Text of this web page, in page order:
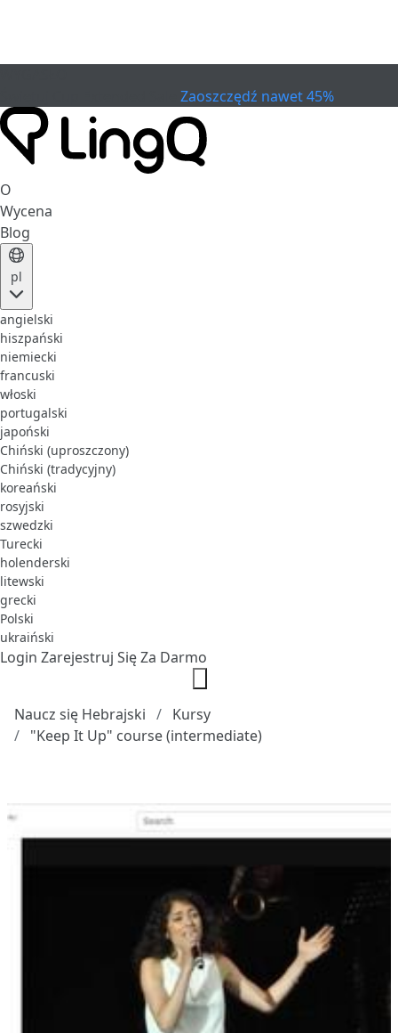
Zaoszczędź nawet 45%
O
Wycena
Blog
pl
angielski
hiszpański
niemiecki
francuski
włoski
portugalski
japoński
Chiński (uproszczony)
Chiński (tradycyjny)
koreański
rosyjski
szwedzki
Turecki
holenderski
litewski
grecki
Polski
ukraiński
Login Zarejestruj Się Za Darmo
Naucz się Hebrajski
Kursy
"Keep It Up" course (intermediate)